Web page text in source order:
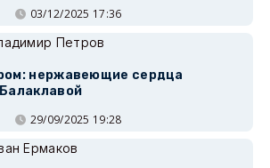
03/12/2025 17:36
Петров
нержавеющие сердца
29/09/2025 19:28
Ермаков